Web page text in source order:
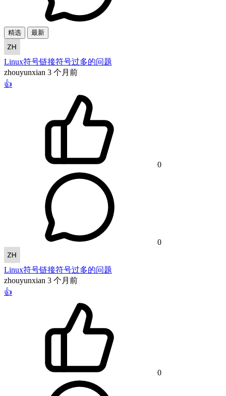
精选 最新
Linux符号链接符号过多的问题
zhouyunxian 3 个月前
👍
0
0
Linux符号链接符号过多的问题
zhouyunxian 3 个月前
👍
0